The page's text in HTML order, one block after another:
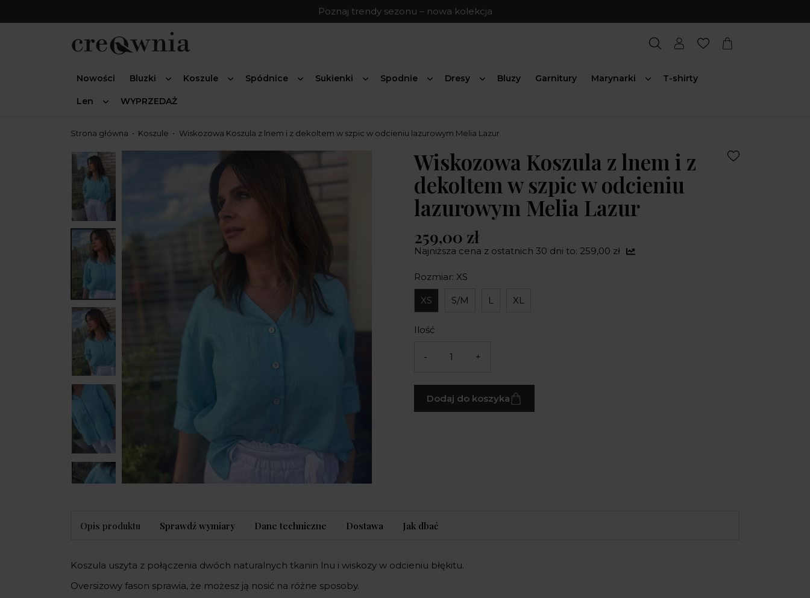
Poznaj trendy sezonu – nowa kolekcja
Nowości Bluzki Koszule Spódnice Sukienki Spodnie Dresy Bluzy Garnitury Marynarki T-shirty
Len WYPRZEDAŻ
Strona główna Koszule Wiskozowa Koszula z lnem i z dekoltem w szpic w odcieniu lazurowym Melia Lazur
Wiskozowa Koszula z lnem i z
dekoltem w szpic w odcieniu
lazurowym Melia Lazur
259,00 zł
Najniższa cena z ostatnich 30 dni to: 259,00 zł
Rozmiar: XS
XS S/M L XL
Ilość
- +
Dodaj do koszyka
Opis produktu Sprawdź wymiary Dane techniczne Dostawa Jak dbać
Koszula uszyta z połączenia dwóch naturalnych tkanin lnu i wiskozy w odcieniu błękitu.
Oversizowy fason sprawia, że możesz ją nosić na różne sposoby.